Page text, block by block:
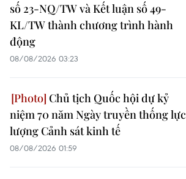
số 23-NQ/TW và Kết luận số 49-
KL/TW thành chương trình hành
động
08/08/2026 03:23
Chủ tịch Quốc hội dự kỷ
niệm 70 năm Ngày truyền thống lực
lượng Cảnh sát kinh tế
08/08/2026 01:59